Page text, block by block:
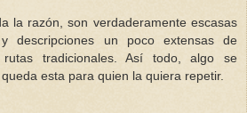
la razón, son verdaderamente escasas
descripciones un poco extensas de
tradicionales. Así todo, algo se
esta para quien la quiera repetir.